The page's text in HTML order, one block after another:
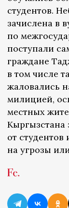
студентов.
зачислена в
по
поступали
граждане
в том числе
жаловались
милицией,
местных
Кыргызстана
от
на угрозы